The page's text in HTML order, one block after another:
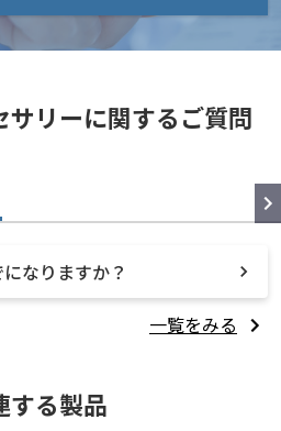
サリーに関するご質問
なりますか？
一覧をみる
する製品